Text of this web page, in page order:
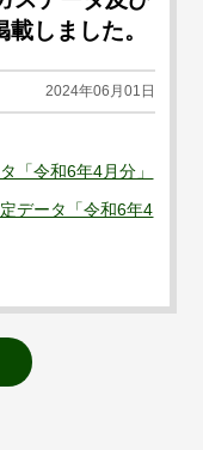
しました。
2024年06月01日
「令和6年4月分」
データ「令和6年4